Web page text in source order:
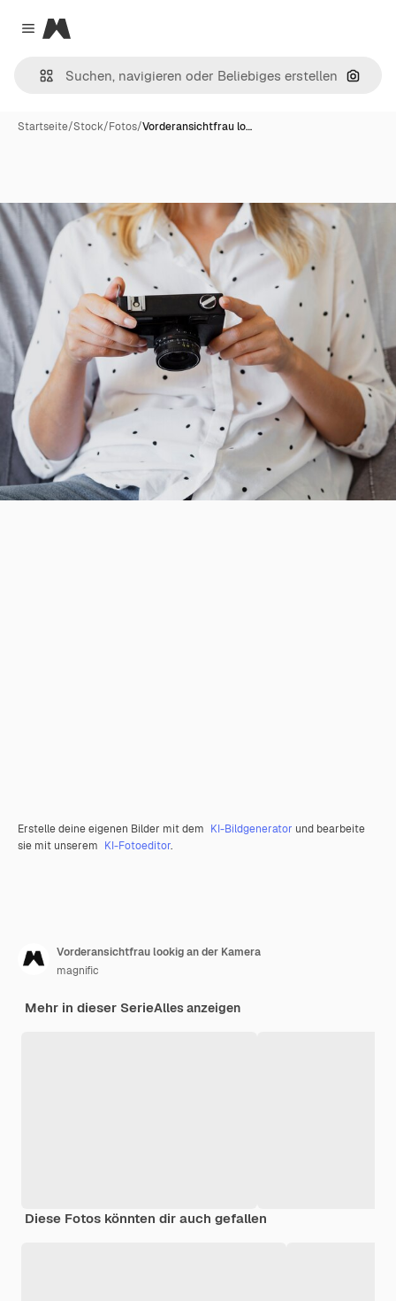
Close menu
Magnific
Nach
Startseite/Stock/Fotos/Vorderansichtfrau lo…
Erstelle deine eigenen Bilder mit dem KI-Bildgenerator und bearbeite
sie mit unserem KI-Fotoeditor.
Vorderansichtfrau lookig an der Kamera
magnific
Mehr in dieser SerieAlles anzeigen
Diese Fotos könnten dir auch gefallen